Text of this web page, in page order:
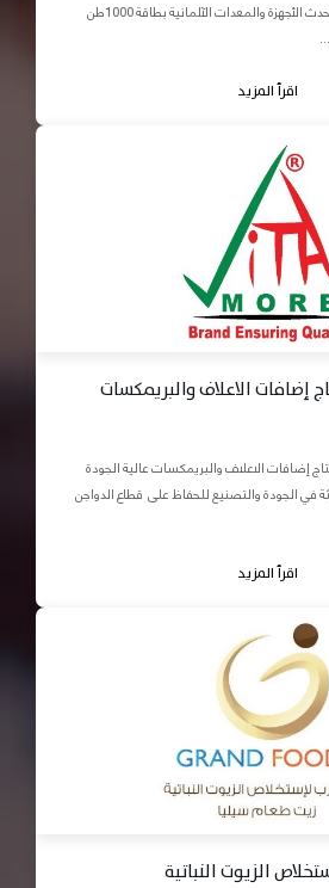
الصناعية بقويسنا مزود بأحدث الأجهزة والمعدات الآلمانية بطاقة 1000طن
اقرأ المزيد
إضافات الاعلاف والبريمكسات
إضافات الاعلاف والبريمكسات عالية الجودة
في الجودة والتصنيع للحفاظ على قطاع الدواجن
اقرأ المزيد
الزيوت النباتية